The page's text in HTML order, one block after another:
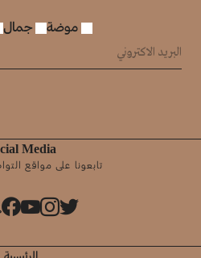
موضة جمال
Social Media
تابعونا على مواقع